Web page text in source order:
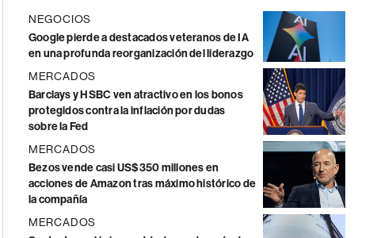
NEGOCIOS
Google pierde a destacados veteranos de IA
en una profunda reorganización del liderazgo
MERCADOS
Barclays y HSBC ven atractivo en los bonos
protegidos contra la inflación por dudas
sobre la Fed
MERCADOS
Bezos vende casi US$350 millones en
acciones de Amazon tras máximo histórico de
la compañía
MERCADOS